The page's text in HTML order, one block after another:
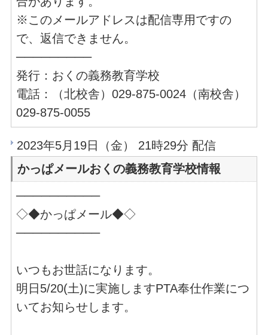
※このメールアドレスは配信専用ですの
で、返信できません。
─────────
発行：おくの義務教育学校
電話：（北校舎）029-875-0024（南校舎）
029-875-0055
2023年5月19日（金） 21時29分 配信
かっぱメールおくの義務教育学校情報
──────────
◇◆かっぱメール◆◇
──────────
いつもお世話になります。
明日5/20(土)に実施しますPTA奉仕作業につ
いてお知らせします。